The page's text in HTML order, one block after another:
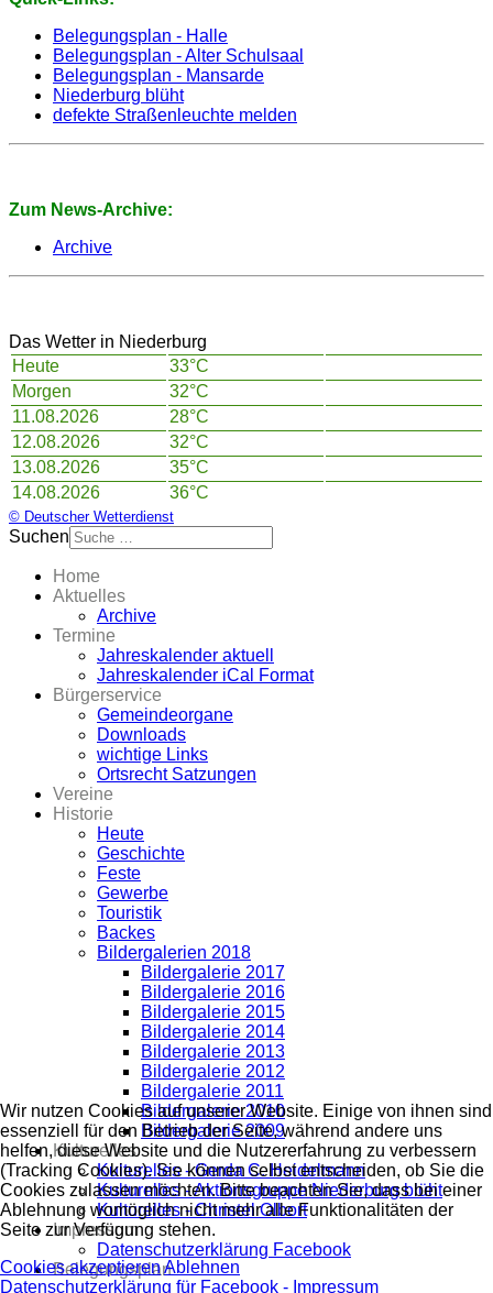
Belegungsplan - Halle
Belegungsplan - Alter Schulsaal
Belegungsplan - Mansarde
Niederburg blüht
defekte Straßenleuchte melden
Zum News-Archive:
Archive
Das Wetter in Niederburg
Heute
33°C
Morgen
32°C
11.08.2026
28°C
12.08.2026
32°C
13.08.2026
35°C
14.08.2026
36°C
© Deutscher Wetterdienst
Suchen
Home
Aktuelles
Archive
Termine
Jahreskalender aktuell
Jahreskalender iCal Format
Bürgerservice
Gemeindeorgane
Downloads
wichtige Links
Ortsrecht Satzungen
Vereine
Historie
Heute
Geschichte
Feste
Gewerbe
Touristik
Backes
Bildergalerien 2018
Bildergalerie 2017
Bildergalerie 2016
Bildergalerie 2015
Bildergalerie 2014
Bildergalerie 2013
Bildergalerie 2012
Bildergalerie 2011
Bildergalerie 2010
Bildergalerie 2009
Kulturelles
Kulturelles - Gerda C. Heidelmann
Kulturelles - Aktionsgruppe Niederburg blüht
Kulturelles - Christel Olbort
Impressum
Datenschutzerklärung Facebook
Belegungsplan
Wir nutzen Cookies auf unserer Website. Einige von ihnen sind
essenziell für den Betrieb der Seite, während andere uns
helfen, diese Website und die Nutzererfahrung zu verbessern
(Tracking Cookies). Sie können selbst entscheiden, ob Sie die
Cookies zulassen möchten. Bitte beachten Sie, dass bei einer
Ablehnung womöglich nicht mehr alle Funktionalitäten der
Seite zur Verfügung stehen.
Cookies akzeptierenAblehnen
Datenschutzerklärung für Facebook - Impressum